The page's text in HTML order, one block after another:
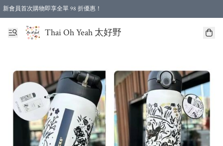
新會員首次購物即享全單 98 折優惠！
特選會員可享全單低至 96 折優惠！
Thai Oh Yeah 太好野